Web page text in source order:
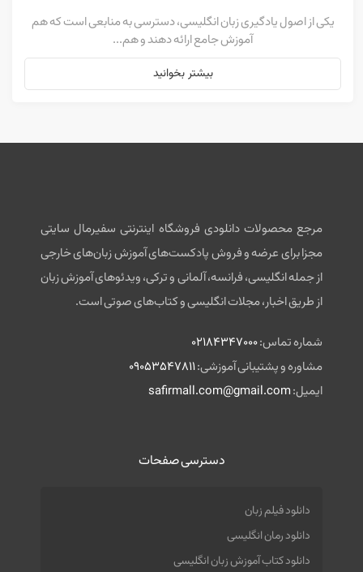
یکی از اصول یادگیری زبان انگلیسی، دسترسی به منابعی است که هم
آموزش جامع ارائه دهند و هم...
بیشتر بخوانید
مرجع محصولات دانلودی فروشگاه اینترنتی سفیرمال سایتی
مجزا برای عرضه و فروش پادکست‌های آموزش زبان‌های خارجی
از جمله انگلیسی، فرانسه، آلمانی و ترکی، ویدئوهای آموزش زبان
از طریق اخبار، مجلات انگلیسی و کتاب‌های صوتی است.
شماره تماس:02184347000
مشاوره و پشتیبانی آموزشی:09053547811
ایمیل:safirmall.com@gmail.com
دسترسی صفحات
دانلود فیلم زبان
دانلود رمان انگلیسی
دانلود کتاب آموزش زبان انگلیسی